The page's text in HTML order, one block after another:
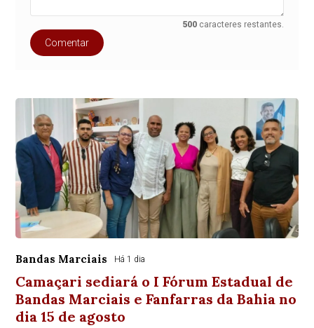
500 caracteres restantes.
Comentar
Bandas Marciais Há 1 dia
Camaçari sediará o I Fórum Estadual de
Bandas Marciais e Fanfarras da Bahia no
dia 15 de agosto